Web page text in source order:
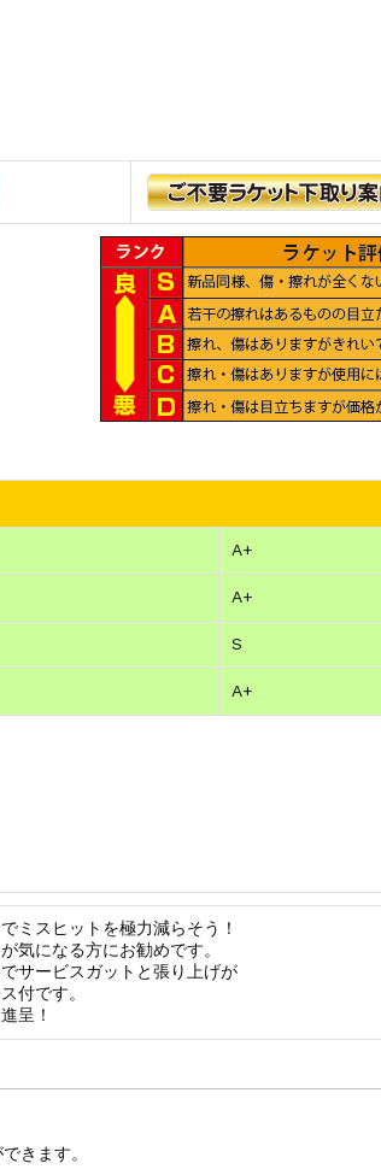
A+
A+
S
A+
ミスヒットを極力減らそう！
気になる方にお勧めです。
サービスガットと張り上げが
付です。
呈！
きます。